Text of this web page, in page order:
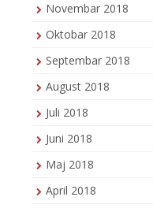
Novembar 2018
Oktobar 2018
Septembar 2018
August 2018
Juli 2018
Juni 2018
Maj 2018
April 2018